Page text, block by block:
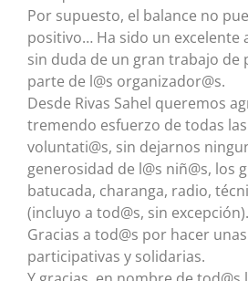
Por supuesto, el balance no
positivo… Ha sido un excelente
sin duda de un gran trabajo de
parte de l@s organizador@s.
Desde Rivas Sahel queremos
tremendo esfuerzo de todas
voluntati@s, sin dejarnos
generosidad de l@s niñ@s, los
batucada, charanga, radio,
(incluyo a tod@s, sin excepción).
Gracias a tod@s por hacer
participativas y solidarias.